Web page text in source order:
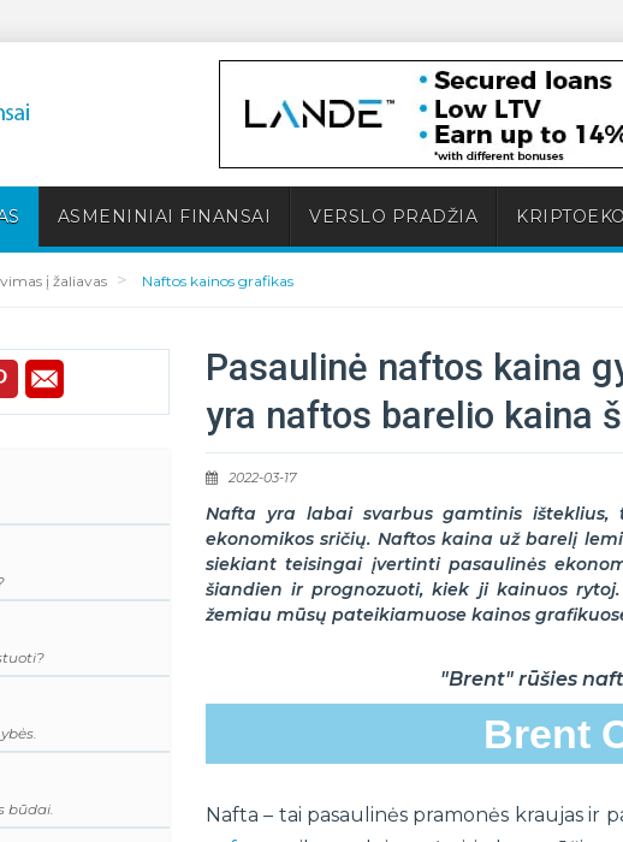
ASMENINIAI FINANSAI VERSLO PRADŽIA
į žaliavas Naftos kainos grafikas
Pasaulinė naftos kaina
yra naftos barelio kaina
2022-03-17
Nafta yra labai svarbus gamtinis
ekonomikos sričių. Naftos kaina už barelį
siekiant teisingai įvertinti pasaulinės
šiandien ir prognozuoti, kiek ji kainuos
žemiau mūsų pateikiamuose kainos
"Brent" rūšies
Brent
Nafta – tai pasaulinės pramonės kraujas ir
būdai.